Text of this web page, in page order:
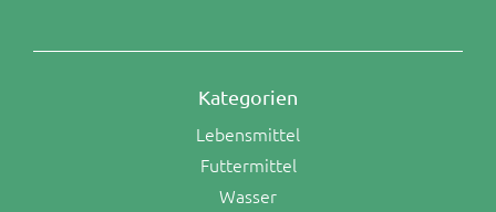
Kategorien
Lebensmittel
Futtermittel
Wasser